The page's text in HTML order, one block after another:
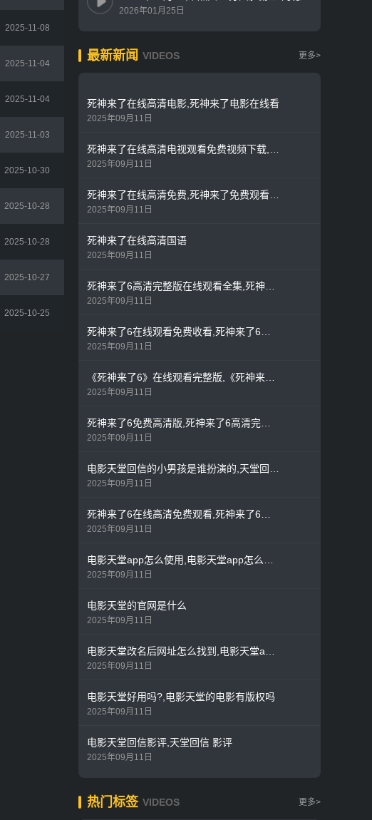
2025-11-08
2025-11-04
2025-11-04
2025-11-03
2025-10-30
2025-10-28
2025-10-28
2025-10-27
2025-10-25
2026年01月25日
最新新闻 VIDEOS 更多>
死神来了在线高清电影,死神来了电影在线看
2025年09月11日
死神来了在线高清电视观看免费视频下载,死神来了免费高清版
2025年09月11日
死神来了在线高清免费,死神来了免费观看完整版1
2025年09月11日
死神来了在线高清国语
2025年09月11日
死神来了6高清完整版在线观看全集,死神来了6免费高清版
2025年09月11日
死神来了6在线观看免费收看,死神来了6免费观看播放
2025年09月11日
《死神来了6》在线观看完整版,《死神来了1》在线观看
2025年09月11日
死神来了6免费高清版,死神来了6高清完整版在线观看全集
2025年09月11日
电影天堂回信的小男孩是谁扮演的,天堂回信小男孩扮演者
2025年09月11日
死神来了6在线高清免费观看,死神来了6国语在线观看全集
2025年09月11日
电影天堂app怎么使用,电影天堂app怎么不能用了
2025年09月11日
电影天堂的官网是什么
2025年09月11日
电影天堂改名后网址怎么找到,电影天堂app怎么使用
2025年09月11日
电影天堂好用吗?,电影天堂的电影有版权吗
2025年09月11日
电影天堂回信影评,天堂回信 影评
2025年09月11日
热门标签 VIDEOS 更多>